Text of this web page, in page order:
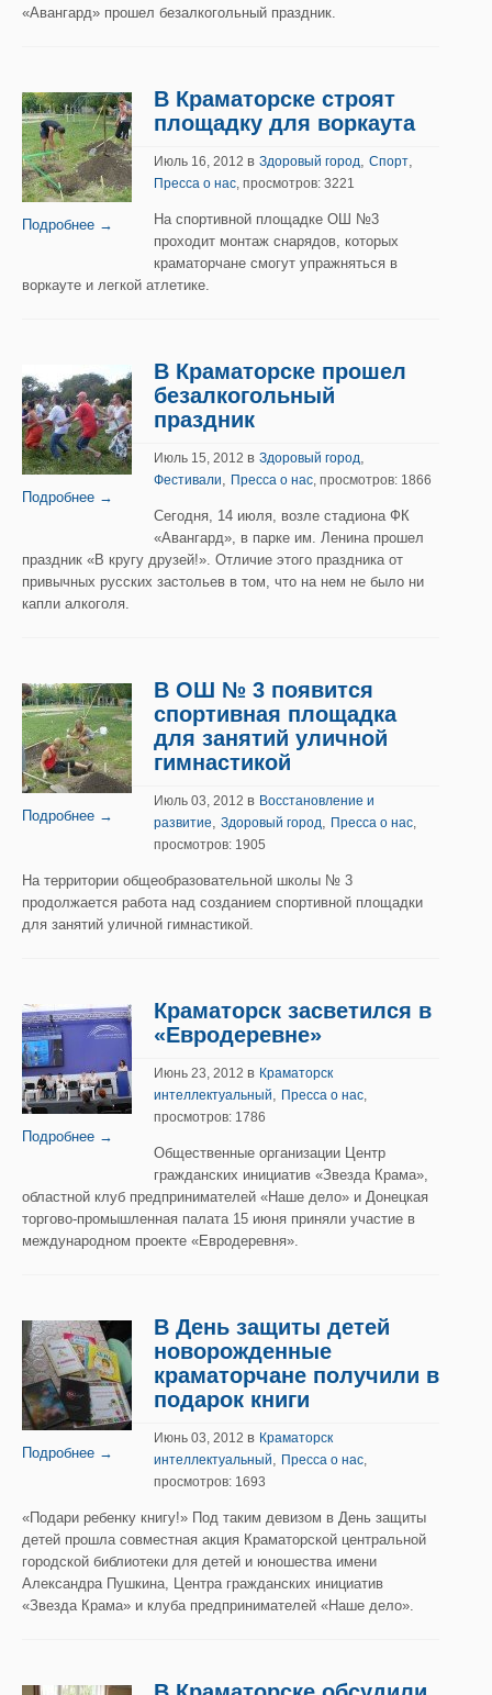
«Авангард» прошел безалкогольный праздник.
Подробнее →
В Краматорске строят
площадку для воркаута
Июль 16, 2012 в Здоровый город, Спорт,
Пресса о нас, просмотров: 3221
На спортивной площадке ОШ №3
проходит монтаж снарядов, которых
краматорчане смогут упражняться в
воркауте и легкой атлетике.
Подробнее →
В Краматорске прошел
безалкогольный
праздник
Июль 15, 2012 в Здоровый город,
Фестивали, Пресса о нас, просмотров: 1866
Сегодня, 14 июля, возле стадиона ФК
«Авангард», в парке им. Ленина прошел
праздник «В кругу друзей!». Отличие этого праздника от
привычных русских застольев в том, что на нем не было ни
капли алкоголя.
Подробнее →
В ОШ № 3 появится
спортивная площадка
для занятий уличной
гимнастикой
Июль 03, 2012 в Восстановление и
развитие, Здоровый город, Пресса о нас,
просмотров: 1905
На территории общеобразовательной школы № 3
продолжается работа над созданием спортивной площадки
для занятий уличной гимнастикой.
Подробнее →
Краматорск засветился в
«Евродеревне»
Июнь 23, 2012 в Краматорск
интеллектуальный, Пресса о нас,
просмотров: 1786
Общественные организации Центр
гражданских инициатив «Звезда Крама»,
областной клуб предпринимателей «Наше дело» и Донецкая
торгово-промышленная палата 15 июня приняли участие в
международном проекте «Евродеревня».
Подробнее →
В День защиты детей
новорожденные
краматорчане получили в
подарок книги
Июнь 03, 2012 в Краматорск
интеллектуальный, Пресса о нас,
просмотров: 1693
«Подари ребенку книгу!» Под таким девизом в День защиты
детей прошла совместная акция Краматорской центральной
городской библиотеки для детей и юношества имени
Александра Пушкина, Центра гражданских инициатив
«Звезда Крама» и клуба предпринимателей «Наше дело».